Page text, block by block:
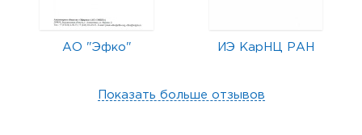
АО "Эфко" ИЭ КарНЦ РАН
Показать больше отзывов